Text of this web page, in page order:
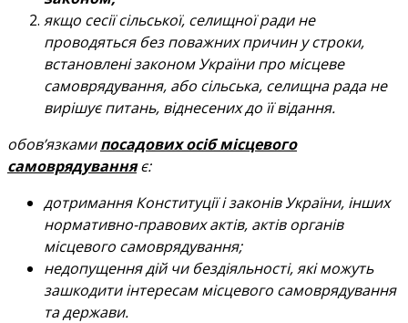
якщо сесії сільської, селищної ради не
проводяться без поважних причин у строки,
встановлені законом України про місцеве
самоврядування, або сільська, селищна рада не
вирішує питань, віднесених до її відання.
обов’язкамипосадових осіб місцевого
самоврядуванняє:
дотримання Конституції і законів України, інших
нормативно-правових актів, актів органів
місцевого самоврядування;
недопущення дій чи бездіяльності, які можуть
зашкодити інтересам місцевого самоврядування
та держави.